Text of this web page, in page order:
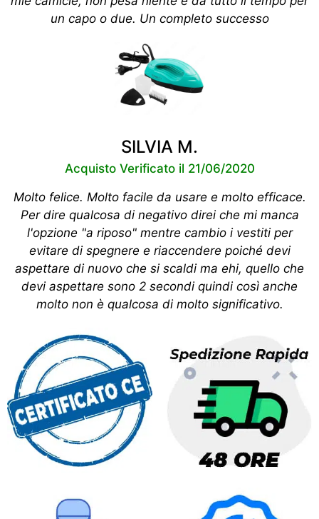
un capo o due. Un completo successo
SILVIA M.
Acquisto Verificato il 21/06/2020
Molto felice. Molto facile da usare e molto efficace.
Per dire qualcosa di negativo direi che mi manca
l'opzione "a riposo" mentre cambio i vestiti per
evitare di spegnere e riaccendere poiché devi
aspettare di nuovo che si scaldi ma ehi, quello che
devi aspettare sono 2 secondi quindi così anche
molto non è qualcosa di molto significativo.